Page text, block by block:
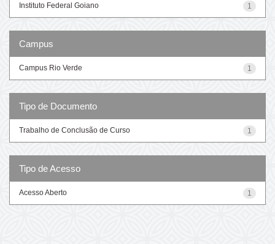
1
Instituto Federal Goiano
Campus
1
Campus Rio Verde
Tipo de Documento
1
Trabalho de Conclusão de Curso
Tipo de Acesso
1
Acesso Aberto